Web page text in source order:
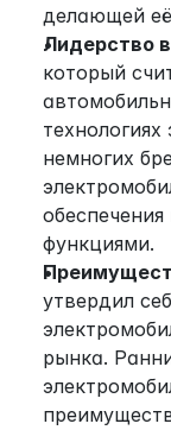
делающей
Лидерство
который
немногих
функциями.
утвердил
рынка.